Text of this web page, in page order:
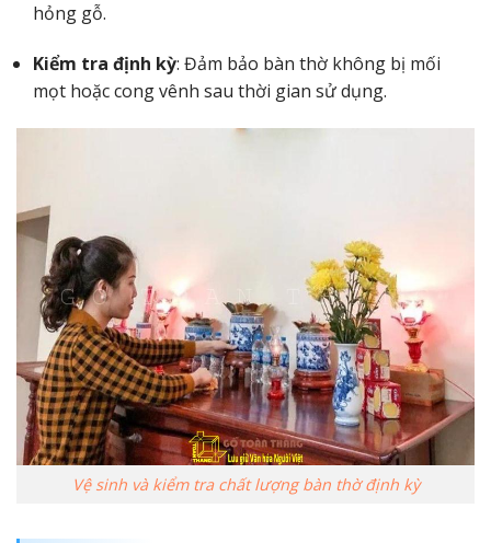
hỏng gỗ.
Kiểm tra định kỳ: Đảm bảo bàn thờ không bị mối
mọt hoặc cong vênh sau thời gian sử dụng.
Vệ sinh và kiểm tra chất lượng bàn thờ định kỳ